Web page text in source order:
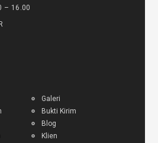
16.00
Galeri
Bukti Kirim
Blog
Klien